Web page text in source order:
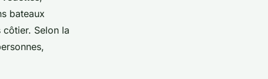
bateaux
côtier. Selon la